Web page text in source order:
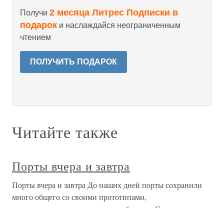
Получи 2 месяца Литрес Подписки в
подарок и наслаждайся неограниченным
чтением
ПОЛУЧИТЬ ПОДАРОК
Читайте также
Порты вчера и завтра
Порты вчера и завтра До наших дней порты сохранили
много общего со своими прототипами,